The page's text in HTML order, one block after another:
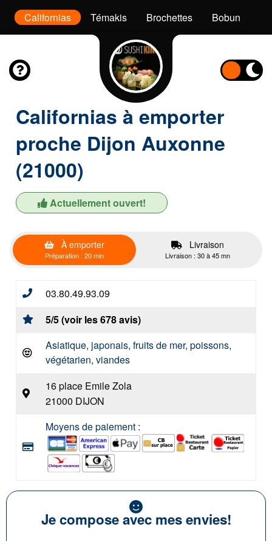
Californias Témakis Brochettes Bobun
Californias à emporter
proche Dijon Auxonne
(21000)
Actuellement ouvert!
À emporter
Préparation : 20 min
Livraison
Livraison : 30 à 45 mn
03.80.49.93.09
5/5 (voir les 678 avis)
Asiatique, japonais, fruits de mer, poissons,
végétarien, viandes
16 place Emile Zola
21000 DIJON
Moyens de paiement :
Je compose avec mes envies!